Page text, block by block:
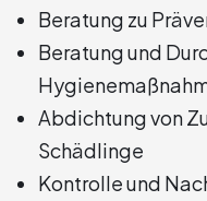
Beratung zu
Beratung und
Abdichtung von
Schädlinge
Kontrolle und